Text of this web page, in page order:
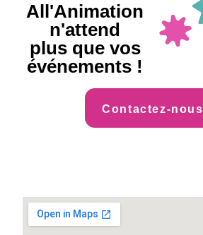
All'Animation
n'attend
plus que vos
événements !
Contactez-nous